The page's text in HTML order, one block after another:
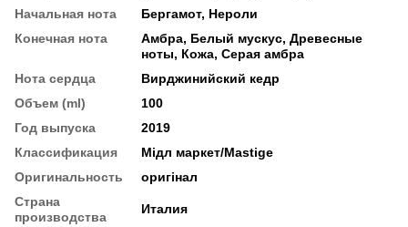
Начальная нота
Бергамот, Нероли
Конечная нота
Амбра, Белый мускус, Древесные
ноты, Кожа, Серая амбра
Нота сердца
Вирджинийский кедр
Объем (ml)
100
Год выпуска
2019
Классификация
Мідл маркет/Mastige
Оригинальность
оригінал
Страна
производства
Италия